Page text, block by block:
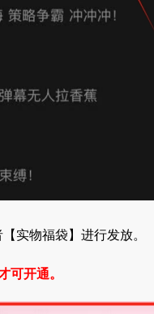
实物福袋】进行发放。
可开通。